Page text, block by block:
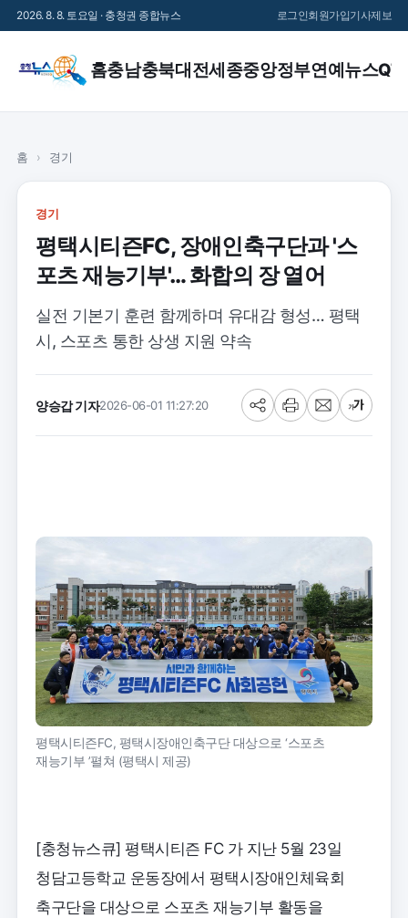
2026. 8. 8. 토요일 · 충청권 종합뉴스 로그인회원가입기사제보
홈충남충북대전세종중앙정부연예 뉴스
홈 › 경기
경기
평택시티즌FC, 장애인축구단과 '스
포츠 재능기부'… 화합의 장 열어
실전 기본기 훈련 함께하며 유대감 형성… 평택
시, 스포츠 통한 상생 지원 약속
양승갑 기자2026-06-01 11:27:20
공
유
프
린
메
일
글
씨
평택시티즌FC, 평택시장애인축구단 대상으로 ‘스포츠
재능기부 ’펼쳐 (평택시 제공)
[충청뉴스큐] 평택시티즌 FC 가 지난 5월 23일
청담고등학교 운동장에서 평택시장애인체육회
축구단을 대상으로 스포츠 재능기부 활동을